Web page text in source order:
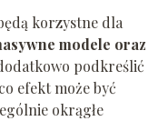
korzystne dla
modele oraz
podkreślić
efekt może być
okrągłe